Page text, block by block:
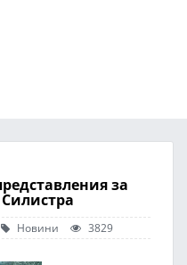
за
Новини 3829